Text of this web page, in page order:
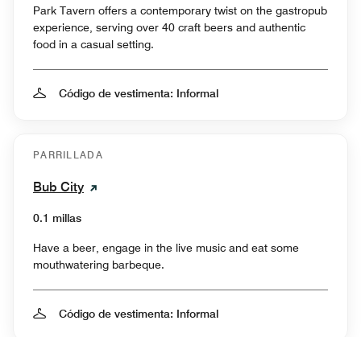
Park Tavern offers a contemporary twist on the gastropub
experience, serving over 40 craft beers and authentic
food in a casual setting.
Código de vestimenta: Informal
PARRILLADA
Bub City
0.1 millas
Have a beer, engage in the live music and eat some
mouthwatering barbeque.
Código de vestimenta: Informal